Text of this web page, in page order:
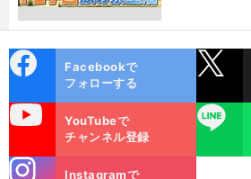
ok
Facebookで
フォローする
YouTubeで
チャンネル登録
LINE
Instagramで